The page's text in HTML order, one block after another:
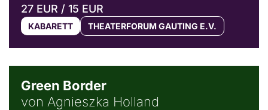
27 EUR / 15 EUR
KABARETT THEATERFORUM GAUTING E.V.
Green Border
von Agnieszka Holland